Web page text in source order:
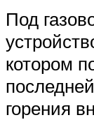
Под
котором
горения